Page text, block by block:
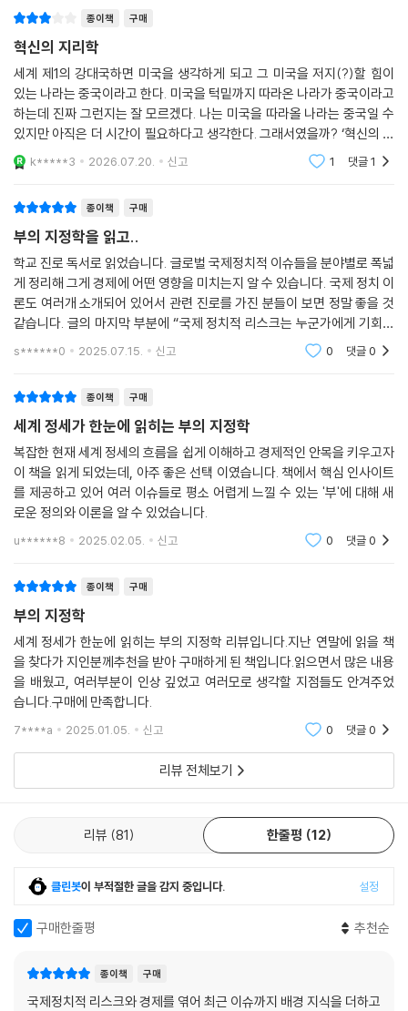
테크’의 심연을 공략한다. 독일 경제의 허리, 300만 미텔슈탄트가 디지털
다.
제8장 | 천재를 수입하는 나라, 캐나다
- 변방의 연구소는 어떻게 ‘세계의 뇌’를 설계했나
AI의 성지는 실리콘밸리가 아닌 캐나다였다. 40년의 냉대를 견디며 딥러
닝의 씨앗을 뿌린 제프리 힌턴과 그 동료들. ‘다양성’이라는 자석으로 전 세
바꾸었는가.
혁신은 환경에서 생겨난 산물이 아니라 환경 그 자체가 뿜어내는 에너지
다. 왜 어떤 문화는 끊임없이 솟구치고 어떤 문화는 고요히 잠드는가. 그 거
대한 사회적 움직임 속에 우리 미래의 답이 있다.
감사의 말
투자의 관점에서 위기이자 기회라는 야누스적 모습을 갖기 때문이다. 대만
해협을 둘러싼 갈등이 세계 반도체 산업에 미칠 파장, 더 강화될 미국의 고
립주의와 한국의 방위산업, 중국 테크 기업에 대한 저평가를 불러온 공산
당의 통제, 중동 분쟁과 인공지능 그리고 무기 시장의 상관관계, 강대국 간
각축전이 펼쳐지는 인도·태평양과 한국 조선업의 기회, 미국의 정권 교체
때마다 흔들리는 에너지 산업과 제조업. 이러한 지정학적 리스크가 현실로
나타날 확률은 얼마인가? 그 위험이 현실화되었을 때 발생하는 상황은 무
엇이며 또 그것이 기업의 성과에 미치는 영향은 어느 정도인가? 책을 통해
고 분석하여 현명한 판단을 내릴 수 있을지에 대한 힌트를 얻게 될 것이다.
인도는 중국을 대체할 시장이 될 수 있을까? 끊임없는 중동의 분쟁은 전쟁
으로까지 이어질 것인가? 투자 기회가 될 북한의 개혁개방은 과연 이루어
질 것인가? 유럽 국가들의 대규모 군비 증강, 강대국들의 해상교통로 경
쟁, 대만해협을 둘러싼 긴장은 한국에 어떤 기회로 다가올 것인가? 또한
트럼프 2.0 시대, 가장 큰 수혜자는 누가 될 것인가? 복잡다단한 세계를 움
갖고 싶은 이들이라면 지금 바로 『세계 정세가 한눈에 읽히는 부의 지정
학』을 펼치길 권한다. 분야를 넘나드는 인사이트와 전문가의 날카로운 분
석을 만날 수 있는 이 책은 지금 가장 눈여겨봐야 할 산업 트렌드와 국제 경
제·정치 이슈에 관한 최신 정보, 세계 정세를 한 권으로 빠르게 파악하고자
하는 모든 이들에게 특별한 경제 교양서가 될 것이다.
종이책 구매
혁신의 지리학
세계 제1의 강대국하면 미국을 생각하게 되고 그 미국을 저지(?)할 힘이
있는 나라는 중국이라고 한다. 미국을 턱밑까지 따라온 나라가 중국이라고
하는데 진짜 그런지는 잘 모르겠다. 나는 미국을 따라올 나라는 중국일 수
있지만 아직은 더 시간이 필요하다고 생각한다. 그래서였을까? ‘혁신의 지
리학’이란 책이 눈에 들어온 게. 이 책은 독서 논술팀 토론 책인데 솔직히
재미있게 읽
k*****3 2026.07.20. 신고 1 댓글1
종이책 구매
부의 지정학을 읽고..
학교 진로 독서로 읽었습니다. 글로벌 국제정치적 이슈들을 분야별로 폭넓
게 정리해 그게 경제에 어떤 영향을 미치는지 알 수 있습니다. 국제 정치 이
론도 여러개 소개되어 있어서 관련 진로를 가진 분들이 보면 정말 좋을 것
같습니다. 글의 마지막 부분에 “국제 정치적 리스크는 누군가에게 기회이
자 위험이라는 야누스적 모습을 갖는다” 라는 말이 있습니다. 정치와 경제
s******0 2025.07.15. 신고 0 댓글0
종이책 구매
세계 정세가 한눈에 읽히는 부의 지정학
복잡한 현재 세계 정세의 흐름을 쉽게 이해하고 경제적인 안목을 키우고자
이 책을 읽게 되었는데, 아주 좋은 선택 이였습니다. 책에서 핵심 인사이트
를 제공하고 있어 여러 이슈들로 평소 어렵게 느낄 수 있는 '부'에 대해 새
로운 정의와 이론을 알 수 있었습니다.
u******8 2025.02.05. 신고 0 댓글0
종이책 구매
부의 지정학
세계 정세가 한눈에 읽히는 부의 지정학 리뷰입니다.지난 연말에 읽을 책
을 찾다가 지인분께추천을 받아 구매하게 된 책입니다.읽으면서 많은 내용
을 배웠고, 여러부분이 인상 깊었고 여러모로 생각할 지점들도 안겨주었
습니다.구매에 만족합니다.
7****a 2025.01.05. 신고 0 댓글0
리뷰 전체보기
리뷰 81 한줄평 12
클린봇이 부적절한 글을 감지 중입니다. 설정
구매한줄평 추천순
종이책 구매
국제정치적 리스크와 경제를 엮어 최근 이슈까지 배경 지식을 더하고